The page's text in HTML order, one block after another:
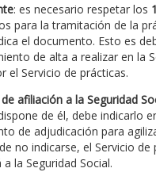
: es necesario respetar los
para la tramitación de la
el documento. Esto es
de alta a realizar en la
el Servicio de prácticas.
afiliación a la Seguridad
de él, debe indicarlo
de adjudicación para
no indicarse, el Servicio de
a la Seguridad Social.